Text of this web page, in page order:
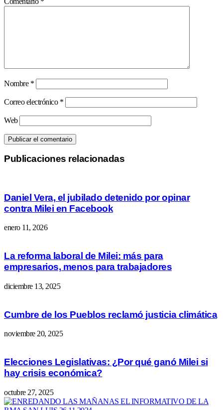
Nombre *
Correo electrónico *
Web
Publicaciones relacionadas
Daniel Vera, el jubilado detenido por opinar
contra Milei en Facebook
enero 11, 2026
La reforma laboral de Milei: más para
empresarios, menos para trabajadores
diciembre 13, 2025
Cumbre de los Pueblos reclamó justicia climática
noviembre 20, 2025
Elecciones Legislativas: ¿Por qué ganó Milei si
hay crisis económica?
octubre 27, 2025